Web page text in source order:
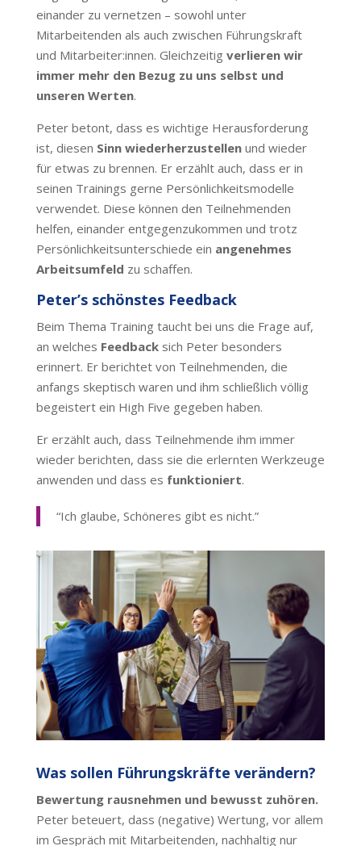
einander zu vernetzen – sowohl unter
Mitarbeitenden als auch zwischen Führungskraft
und Mitarbeiter:innen. Gleichzeitig verlieren wir
immer mehr den Bezug zu uns selbst und
unseren Werten.
Peter betont, dass es wichtige Herausforderung
ist, diesen Sinn wiederherzustellenund wieder
für etwas zu brennen. Er erzählt auch, dass er in
seinen Trainings gerne Persönlichkeitsmodelle
verwendet. Diese können den Teilnehmenden
helfen, einander entgegenzukommen und trotz
Persönlichkeitsunterschiede ein angenehmes
Arbeitsumfeld zu schaffen.
Peter’s schönstes Feedback
Beim Thema Training taucht bei uns die Frage auf,
an welches Feedbacksich Peter besonders
erinnert. Er berichtet von Teilnehmenden, die
anfangs skeptisch waren und ihm schließlich völlig
begeistert ein High Five gegeben haben.
Er erzählt auch, dass Teilnehmende ihm immer
wieder berichten, dass sie die erlernten Werkzeuge
anwenden und dass es funktioniert.
“Ich glaube, Schöneres gibt es nicht.”
Was sollen Führungskräfte verändern?
Bewertung rausnehmen und bewusst zuhören.
Peter beteuert, dass (negative) Wertung, vor allem
im Gespräch mit Mitarbeitenden, nachhaltig nur